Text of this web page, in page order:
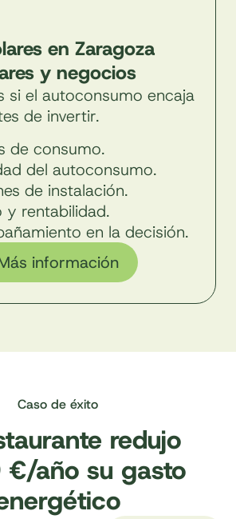
en Zaragoza
y negocios
si el autoconsumo encaja
de invertir.
de consumo.
del autoconsumo.
de instalación.
y rentabilidad.
en la decisión.
información
Caso de éxito
redujo
año su gasto